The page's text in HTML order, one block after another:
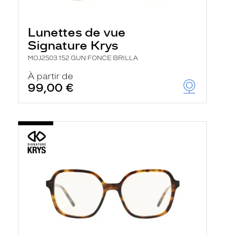
Lunettes de vue
Signature Krys
MOJ2503 152 GUN FONCE BRILLA
À partir de
99,00 €